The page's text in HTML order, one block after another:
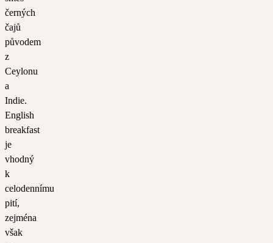
černých
čajů
původem
z
Ceylonu
a
Indie.
English
breakfast
je
vhodný
k
celodennímu
pití,
zejména
však